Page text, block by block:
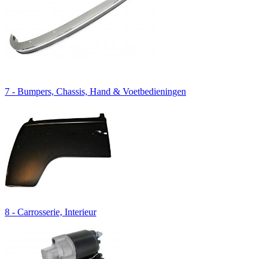
7 - Bumpers, Chassis, Hand & Voetbedieningen
8 - Carrosserie, Interieur